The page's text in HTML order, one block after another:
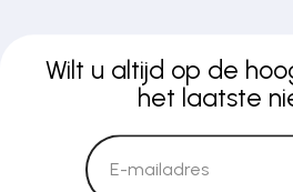
Wilt u altijd op de
het laatste